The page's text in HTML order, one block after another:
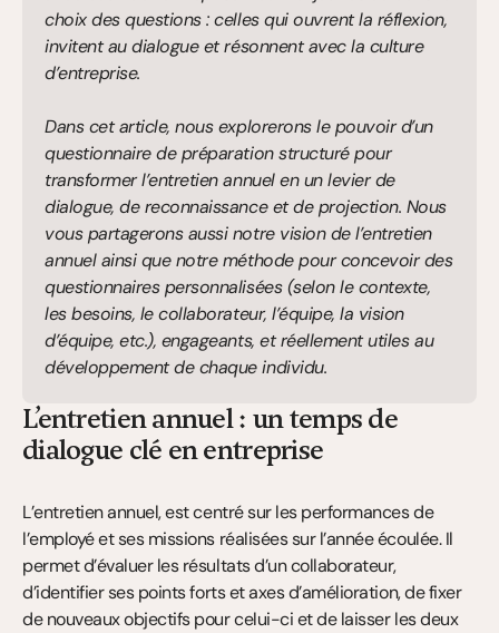
choix des questions : celles qui ouvrent la réflexion,
invitent au dialogue et résonnent avec la culture
d’entreprise.
Dans cet article, nous explorerons le pouvoir d’un
questionnaire de préparation structuré pour
transformer l’entretien annuel en un levier de
dialogue, de reconnaissance et de projection. Nous
vous partagerons aussi notre vision de l’entretien
annuel ainsi que notre méthode pour concevoir des
questionnaires personnalisées (selon le contexte,
les besoins, le collaborateur, l’équipe, la vision
d’équipe, etc.), engageants, et réellement utiles au
développement de chaque individu.
L’entretien annuel : un temps de
dialogue clé en entreprise
L’entretien annuel, est centré sur les performances de
l’employé et ses missions réalisées sur l’année écoulée. Il
permet d’évaluer les résultats d’un collaborateur,
d’identifier ses points forts et axes d’amélioration, de fixer
de nouveaux objectifs pour celui-ci et de laisser les deux